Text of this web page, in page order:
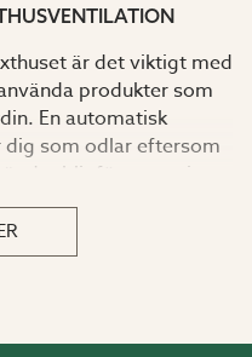
är det viktigt med
produkter som
En automatisk
som odlar eftersom
det blir för varmt i